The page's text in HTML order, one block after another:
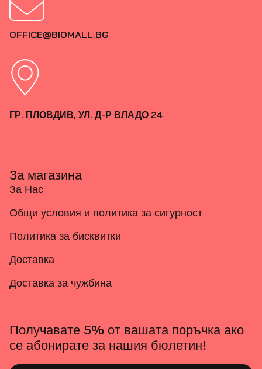
OFFICE@BIOMALL.BG
ГР. ПЛОВДИВ, УЛ. Д-Р ВЛАДО 24
За магазина
За Нас
Общи условия и политика за сигурност
Политика за бисквитки
Доставка
Доставка за чужбина
Получавате 5% от вашата поръчка ако
се абонирате за нашия бюлетин!